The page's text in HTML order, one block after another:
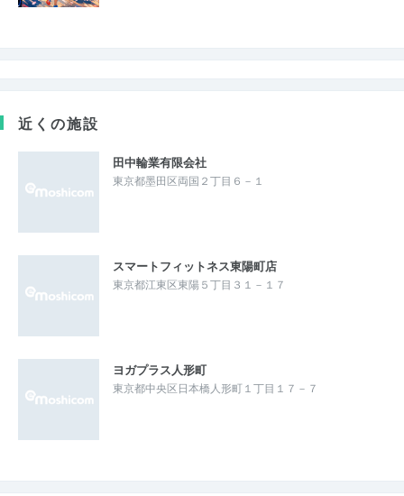
近くの施設
田中輪業有限会社
東京都墨田区両国２丁目６－１
スマートフィットネス東陽町店
東京都江東区東陽５丁目３１－１７
ヨガプラス人形町
東京都中央区日本橋人形町１丁目１７－７